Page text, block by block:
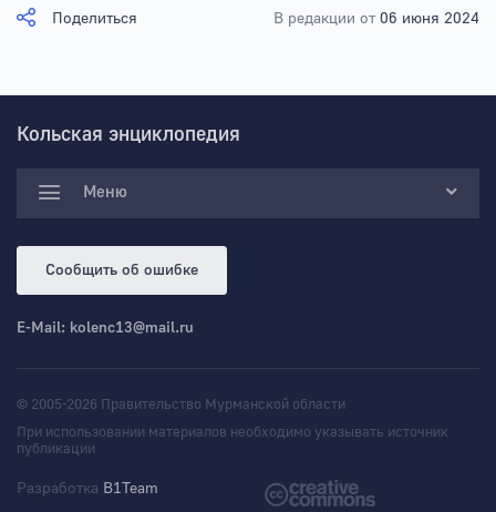
Поделиться В редакции от 06 июня 2024
Кольская энциклопедия
Меню
Сообщить об ошибке
E-Mail: kolenc13@mail.ru
© 2005-2026 Правительство Мурманской области
При использовании материалов необходимо указывать источник
публикации
Разработка B1Team